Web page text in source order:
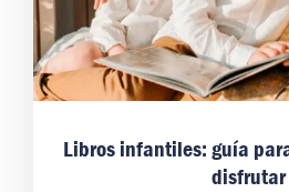
Libros infantiles: guía
disfrutar